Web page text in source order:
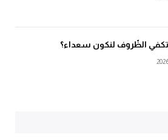
الظّروف لنكون سعداء؟